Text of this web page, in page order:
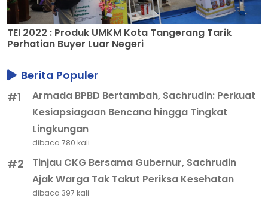
TEI 2022 : Produk UMKM Kota Tangerang Tarik
Perhatian Buyer Luar Negeri
Berita Populer
#1
Armada BPBD Bertambah, Sachrudin: Perkuat
Kesiapsiagaan Bencana hingga Tingkat
Lingkungan
dibaca 780 kali
#2
Tinjau CKG Bersama Gubernur, Sachrudin
Ajak Warga Tak Takut Periksa Kesehatan
dibaca 397 kali